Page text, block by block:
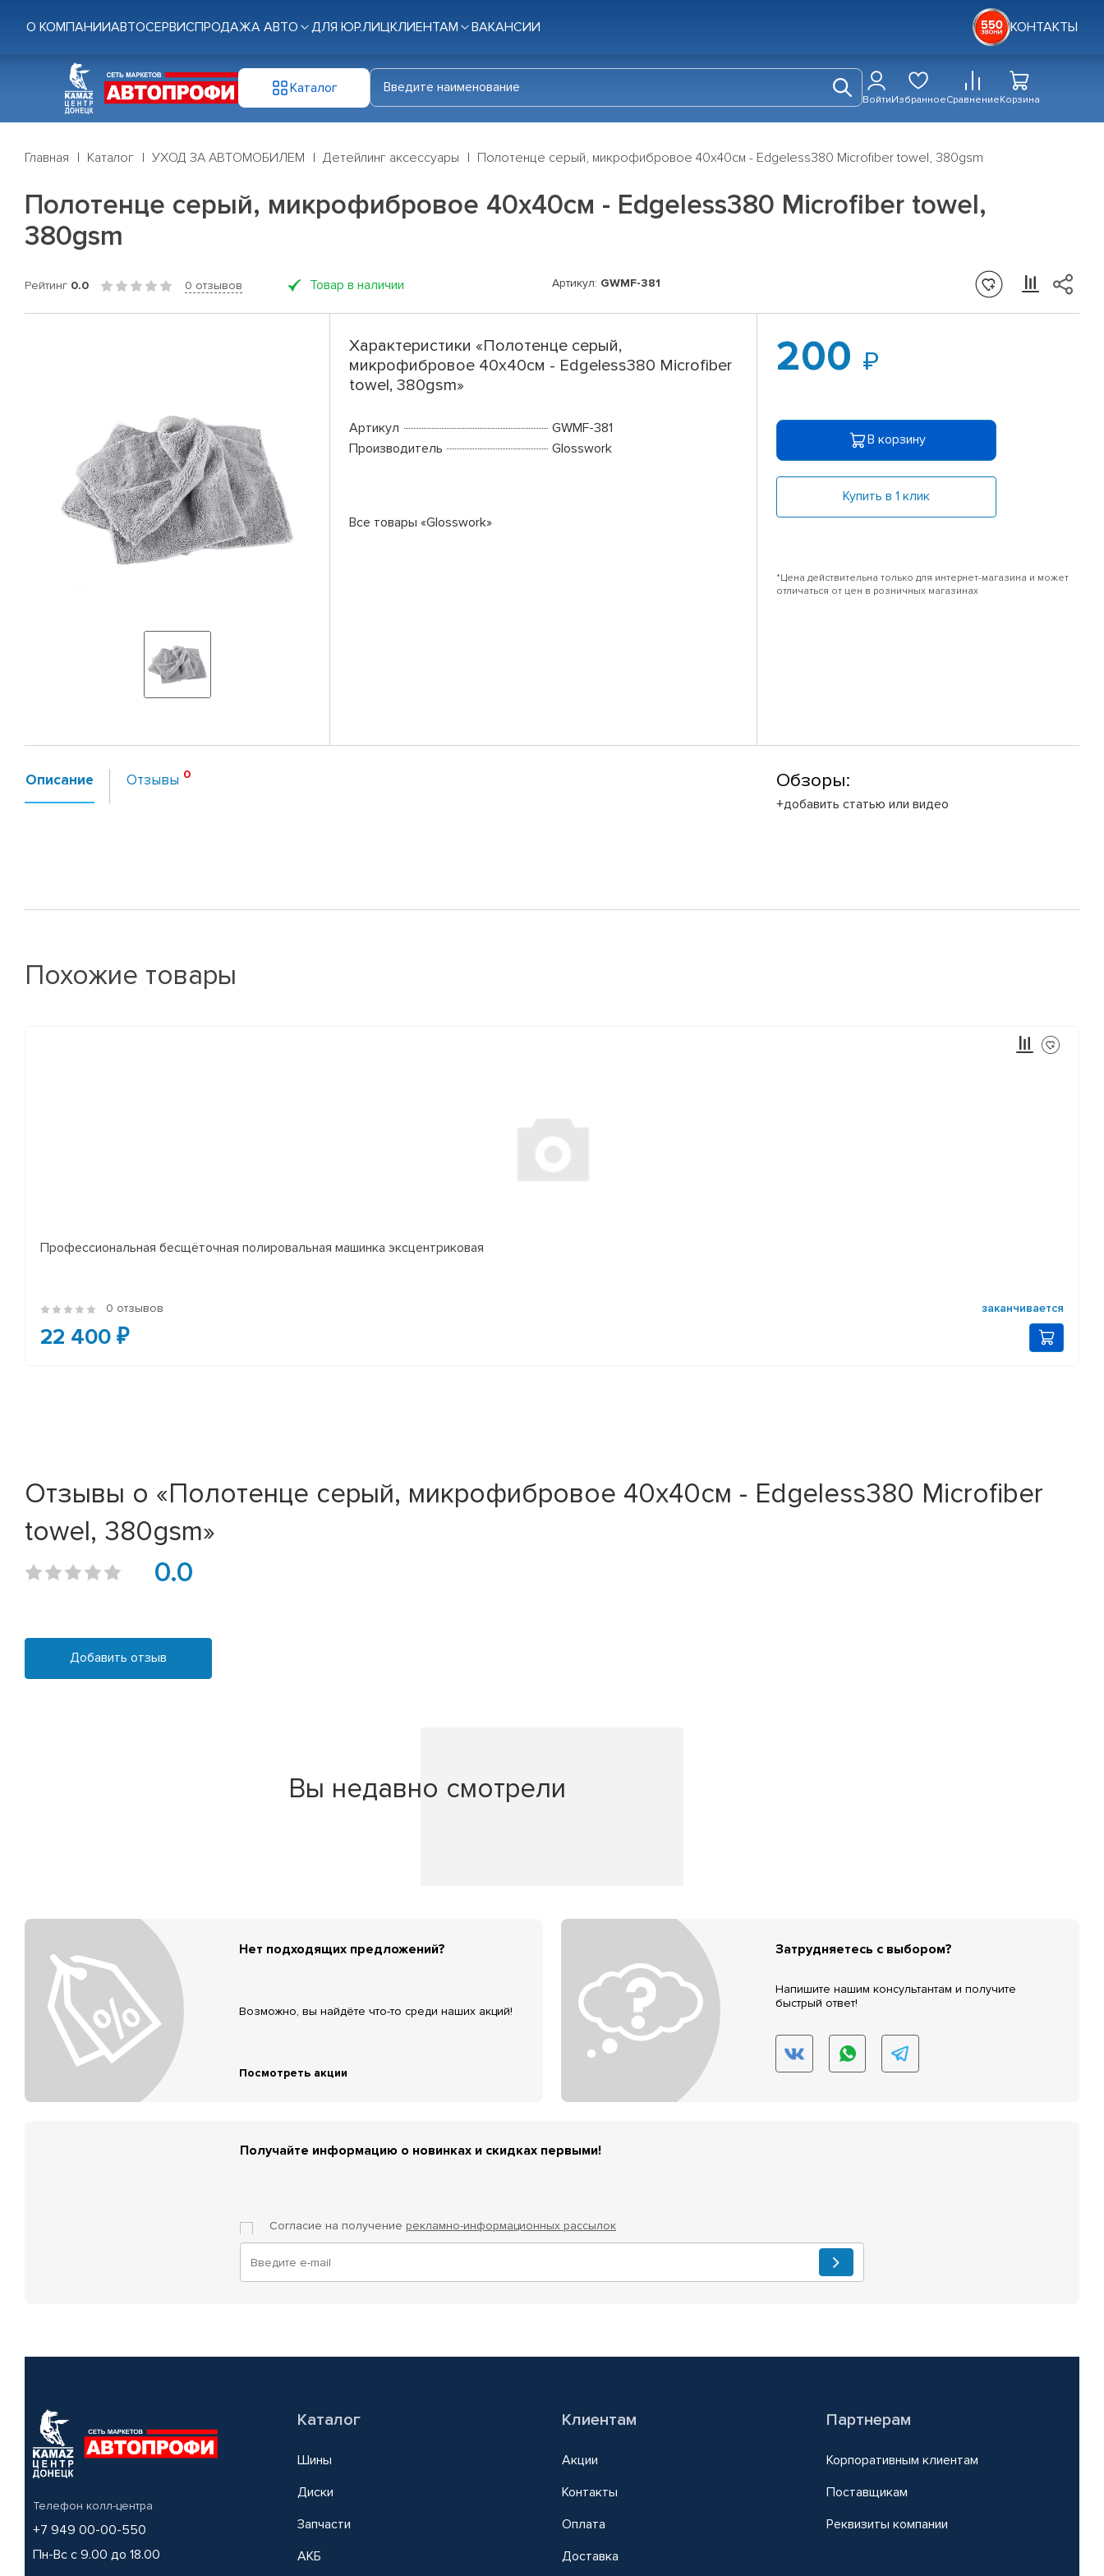
О КОМПАНИИАВТОСЕРВИСПРОДАЖА АВТО ДЛЯ ЮР.ЛИЦКЛИЕНТАМ ВАКАНСИИ КОНТАКТЫ
Каталог
ВойтиИзбранноеСравнениеКорзина
Главная Каталог УХОД ЗА АВТОМОБИЛЕМ Детейлинг аксессуары Полотенце серый, микрофибровое 40x40см - Edgeless380 Microfiber towel, 380gsm
Полотенце серый, микрофибровое 40x40см - Edgeless380 Microfiber towel,
380gsm
Рейтинг 0.0 0 отзывов Товар в наличии Артикул: GWMF-381
Характеристики «Полотенце серый,
микрофибровое 40x40см - Edgeless380 Microfiber
towel, 380gsm»
Артикул
GWMF-381
Производитель
Glosswork
Все товары «Glosswork»
200
В корзину
Купить в 1 клик
*Цена действительна только для интернет-магазина и может
отличаться от цен в розничных магазинах
Описание Отзывы Обзоры:
+добавить статью или видео
Похожие товары
Профессиональная бесщёточная полировальная машинка эксцентриковая
0 отзывов заканчивается
22 400 ₽
Отзывы о «Полотенце серый, микрофибровое 40x40см - Edgeless380 Microfiber
towel, 380gsm»
0.0
Добавить отзыв
Вы недавно смотрели
Нет подходящих предложений?
Возможно, вы найдёте что-то среди наших акций!
Посмотреть акции
Затрудняетесь с выбором?
Напишите нашим консультантам и получите
быстрый ответ!
Получайте информацию о новинках и скидках первыми!
Согласие на получение рекламно-информационных рассылок
Телефон колл-центра
+7 949 00-00-550
Пн-Вс с 9.00 до 18.00
Каталог
Шины
Диски
Запчасти
АКБ
Клиентам
Акции
Контакты
Оплата
Доставка
Партнерам
Корпоративным клиентам
Поставщикам
Реквизиты компании